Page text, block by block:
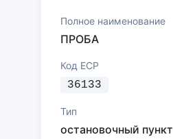
Полное наименование
ПРОБА
Код ЕСР
36133
Тип
остановочный пункт